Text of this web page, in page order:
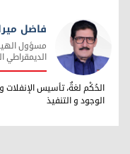
فاضل ميراني
فاضل
مسؤول
الديمقراطي
الحُكْم لغةٌ، تأسيس الإنفلات
الوجود و التنفيذ